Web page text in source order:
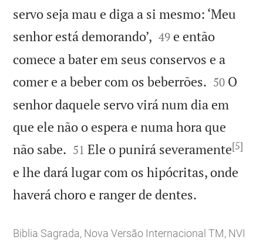
servo seja mau e diga a si mesmo: ‘Meu
senhor está demorando’, 

49 e então
comece a bater em seus conservos e a
comer e a beber com os beberrões. 

50 O
senhor daquele servo virá num dia em
que ele não o espera e numa hora que
não sabe. 

51 Ele o punirá severamente[5]
e lhe dará lugar com os hipócritas, onde
haverá choro e ranger de dentes.
Biblia Sagrada, Nova Versão Internacional TM, NVI